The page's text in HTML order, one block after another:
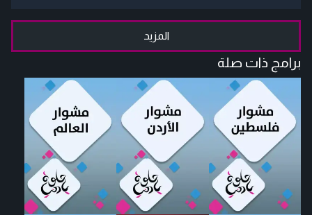
المزيد
برامج ذات صلة